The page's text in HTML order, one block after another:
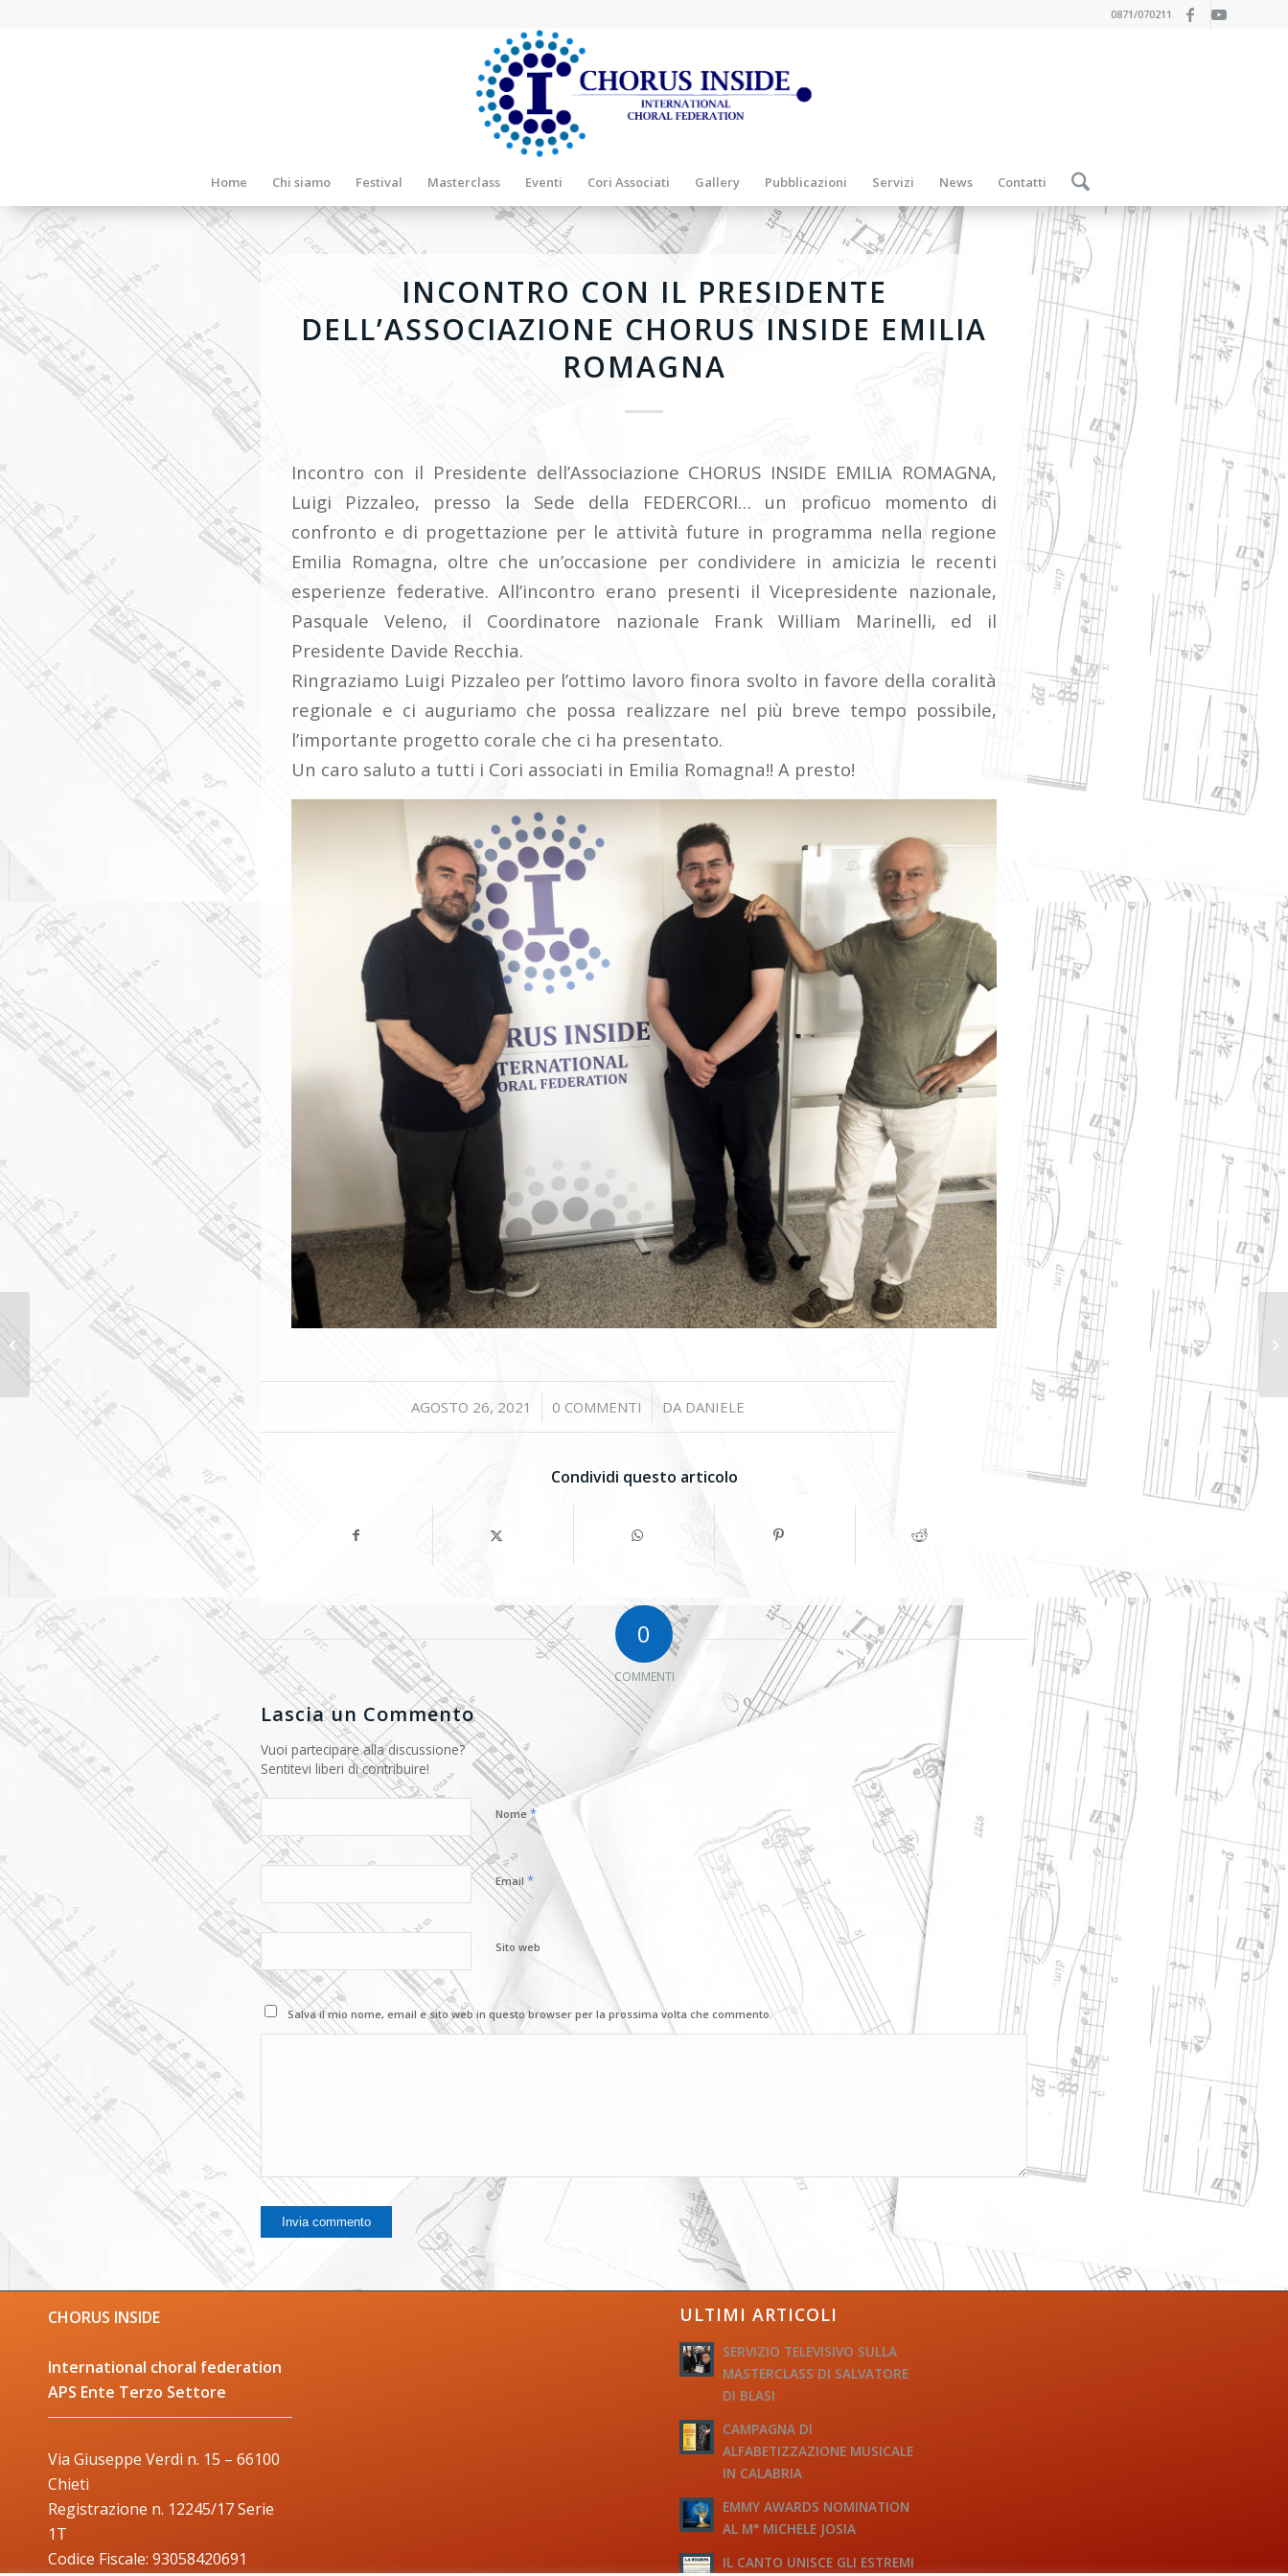
0871/070211
Home Chi siamo Festival Masterclass Eventi Cori Associati Gallery Pubblicazioni Servizi News Contatti
INCONTRO CON IL PRESIDENTE
DELL’ASSOCIAZIONE CHORUS INSIDE EMILIA
ROMAGNA
Incontro con il Presidente dell’Associazione CHORUS INSIDE EMILIA ROMAGNA,
Luigi Pizzaleo, presso la Sede della FEDERCORI… un proficuo momento di
confronto e di progettazione per le attività future in programma nella regione
Emilia Romagna, oltre che un’occasione per condividere in amicizia le recenti
esperienze federative. All’incontro erano presenti il Vicepresidente nazionale,
Pasquale Veleno, il Coordinatore nazionale Frank William Marinelli, ed il
Presidente Davide Recchia.
Ringraziamo Luigi Pizzaleo per l’ottimo lavoro finora svolto in favore della coralità
regionale e ci auguriamo che possa realizzare nel più breve tempo possibile,
l’importante progetto corale che ci ha presentato.
Un caro saluto a tutti i Cori associati in Emilia Romagna!! A presto!
AGOSTO 26, 2021
/ 0 COMMENTI
/ DA DANIELE
Condividi questo articolo
0
COMMENTI
Lascia un Commento
Vuoi partecipare alla discussione?
Sentitevi liberi di contribuire!
Nome *
Email *
Sito web
Salva il mio nome, email e sito web in questo browser per la prossima volta che commento.
CHORUS INSIDE
International choral federation
APS Ente Terzo Settore
Via Giuseppe Verdi n. 15 – 66100
Chieti
Registrazione n. 12245/17 Serie
1T
Codice Fiscale: 93058420691
ULTIMI ARTICOLI
SERVIZIO TELEVISIVO SULLA
MASTERCLASS DI SALVATORE
DI BLASI
CAMPAGNA DI
ALFABETIZZAZIONE MUSICALE
IN CALABRIA
EMMY AWARDS NOMINATION
AL M° MICHELE JOSIA
IL CANTO UNISCE GLI ESTREMI
30° ANNIVERSARIO
DELL’INDIPENDENZA
UCRAINA